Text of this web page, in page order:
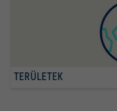
TERÜLETEK